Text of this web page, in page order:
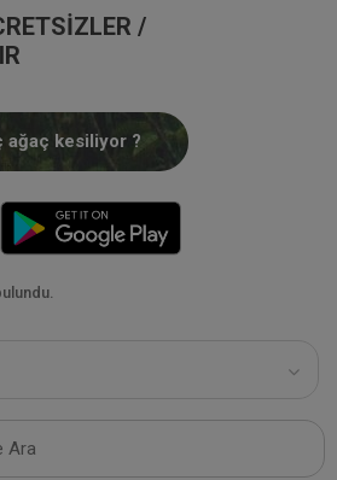
/
ağaç kesiliyor ?